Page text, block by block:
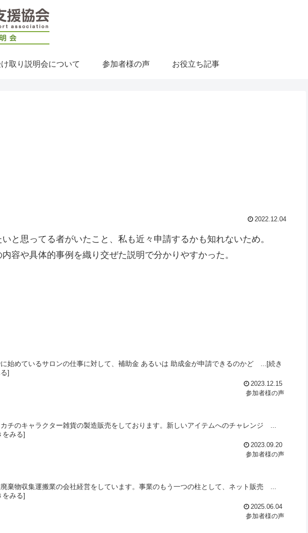
取り説明会について 参加者様の声 お役立ち記事
2022.12.04
と思ってる者がいたこと、私も近々申請するかも知れないため。
容や具体的事例を織り交ぜた説明で分かりやすかった。
始めているサロンの仕事に対して、補助金 あるいは 助成金が申請できるのかど ...[続き
]
2023.12.15
参加者様の声
チのキャラクター雑貨の製造販売をしております。新しいアイテムへのチャレンジ ...
をみる]
2023.09.20
参加者様の声
棄物収集運搬業の会社経営をしています。事業のもう一つの柱として、ネット販売 ...
をみる]
2025.06.04
参加者様の声